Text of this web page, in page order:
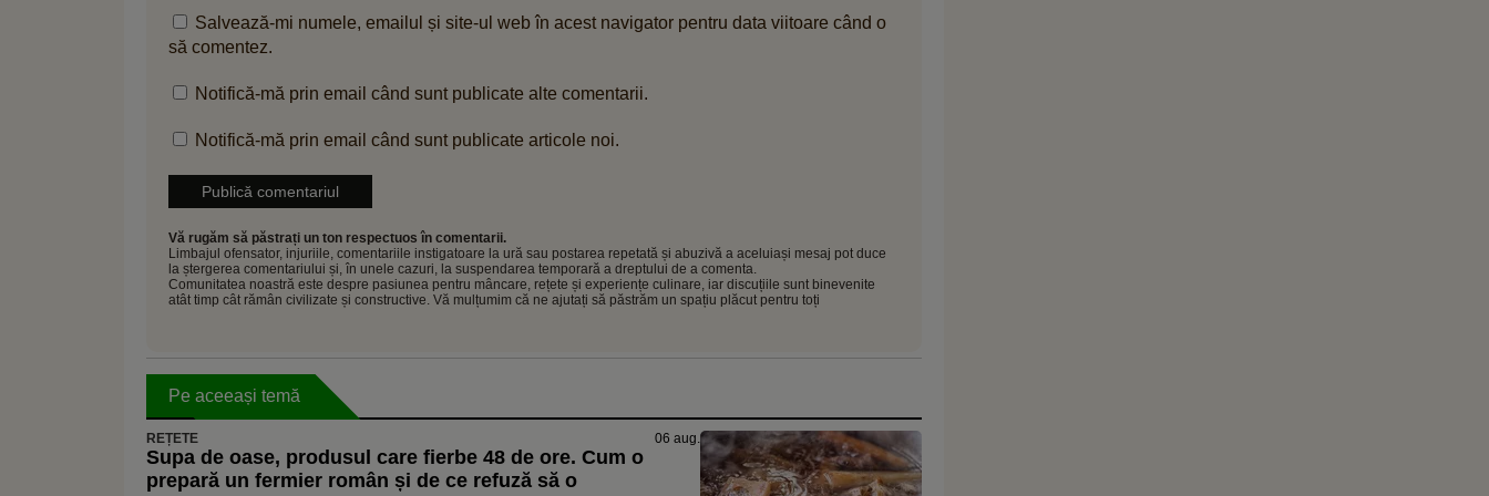
Salvează-mi numele, emailul și site-ul web în acest navigator pentru data viitoare când o
să comentez.
Notifică-mă prin email când sunt publicate alte comentarii.
Notifică-mă prin email când sunt publicate articole noi.
Vă rugăm să păstrați un ton respectuos în comentarii.
Limbajul ofensator, injuriile, comentariile instigatoare la ură sau postarea repetată și abuzivă a aceluiași mesaj pot duce
la ștergerea comentariului și, în unele cazuri, la suspendarea temporară a dreptului de a comenta.
Comunitatea noastră este despre pasiunea pentru mâncare, rețete și experiențe culinare, iar discuțiile sunt binevenite
atât timp cât rămân civilizate și constructive. Vă mulțumim că ne ajutați să păstrăm un spațiu plăcut pentru toți
Pe aceeași temă
REȚETE 06 aug.
Supa de oase, produsul care fierbe 48 de ore. Cum o
prepară un fermier român și de ce refuză să o